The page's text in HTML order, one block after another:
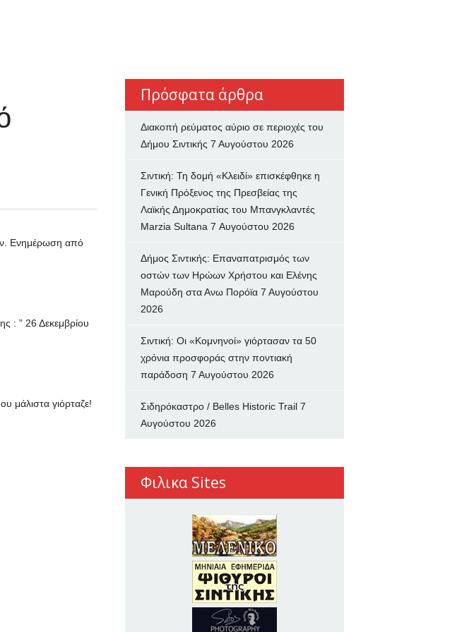
Ενημέρωση από
: ” 26 Δεκεμβρίου
μάλιστα γιόρταζε!
Πρόσφατα άρθρα
Διακοπή ρεύματος αύριο σε περιοχές του
Δήμου Σιντικής 7 Αυγούστου 2026
Σιντική: Τη δομή «Κλειδί» επισκέφθηκε η
Γενική Πρόξενος της Πρεσβείας της
Λαϊκής Δημοκρατίας του Μπανγκλαντές
Marzia Sultana 7 Αυγούστου 2026
Δήμος Σιντικής: Επαναπατρισμός των
oστών των Ηρώων Χρήστου και Ελένης
Μαρούδη στα Ανω Πορόϊα 7 Αυγούστου
2026
Σιντική: Οι «Κομνηνοί» γιόρτασαν τα 50
χρόνια προσφοράς στην ποντιακή
παράδοση 7 Αυγούστου 2026
Σιδηρόκαστρο / Belles Historic Trail 7
Αυγούστου 2026
Φιλικα Sites